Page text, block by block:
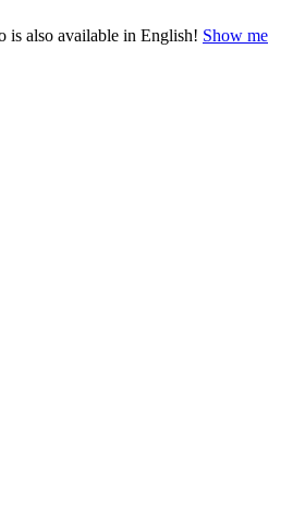
is also available in English! Show me